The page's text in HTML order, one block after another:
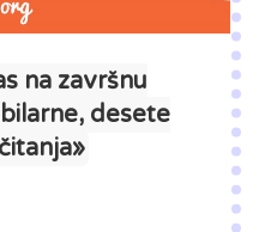
na završnu
desete